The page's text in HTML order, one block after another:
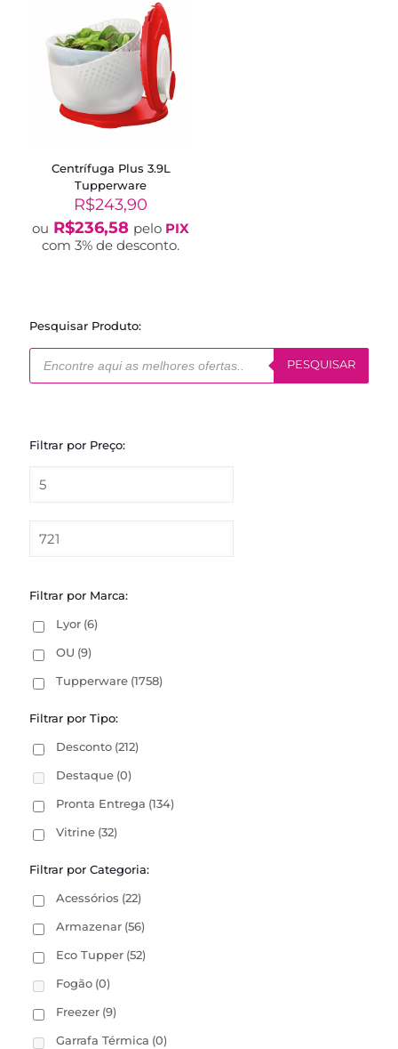
Centrífuga Plus 3.9L
Tupperware
R$243,90
ou R$236,58 pelo PIX
com 3% de desconto.
Pesquisar Produto:
Pesquisar
produtos
PESQUISAR
Filtrar por Preço:
Filtrar por Marca:
Lyor (6)
OU (9)
Tupperware (1758)
Filtrar por Tipo:
Desconto (212)
Destaque (0)
Pronta Entrega (134)
Vitrine (32)
Filtrar por Categoria:
Acessórios (22)
Armazenar (56)
Eco Tupper (52)
Fogão (0)
Freezer (9)
Garrafa Térmica (0)